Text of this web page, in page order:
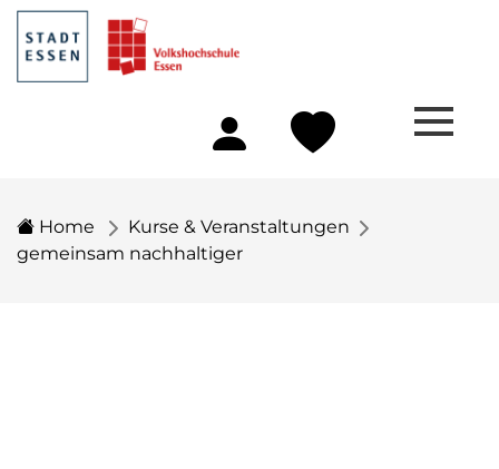
Home
Kurse & Veranstaltungen
gemeinsam nachhaltiger